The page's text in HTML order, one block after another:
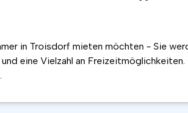
in Troisdorf mieten möchten - Sie
eine Vielzahl an